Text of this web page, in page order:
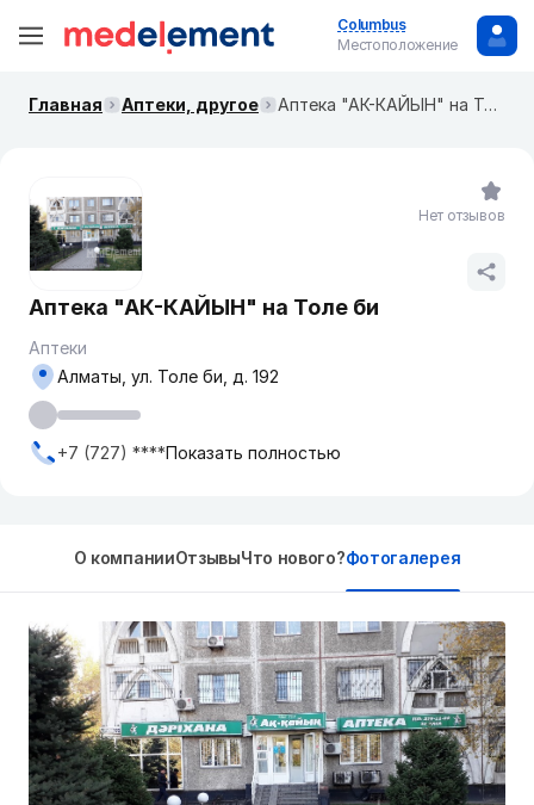
Columbus
Местоположение
Главная Аптеки, другое Аптека "АК-КАЙЫН" на Толе би
Аптека "АК-КАЙЫН" на Толе би
Аптеки
Алматы, ул. Толе би, д. 192
+7 (727) ****Показать полностью
Нет отзывов
О компанииОтзывыЧто нового?Фотогалерея